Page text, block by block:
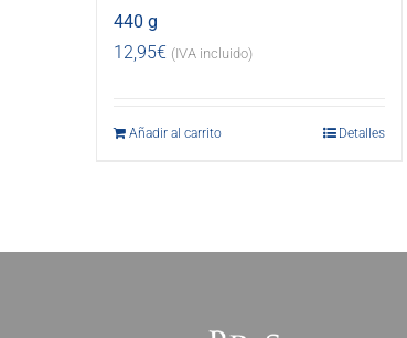
440 g
12,95€ (IVA incluido)
Añadir al carrito Detalles